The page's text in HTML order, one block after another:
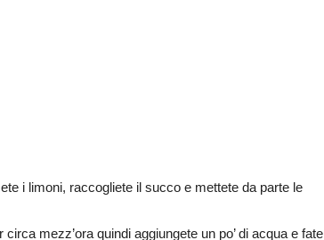
i limoni, raccogliete il succo e mettete da parte le
mezz’ora quindi aggiungete un po’ di acqua e fate